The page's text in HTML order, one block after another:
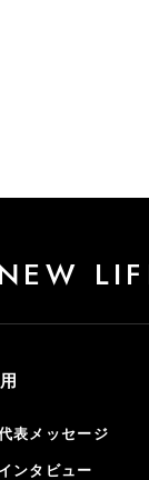
表メッセージ
インタビュー